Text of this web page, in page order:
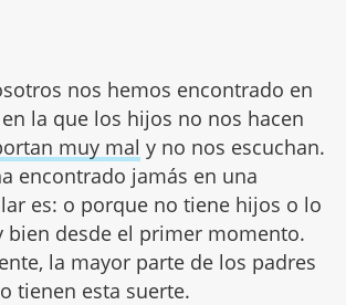
nos hemos encontrado en
la que los hijos no nos hacen
muy mal y no nos escuchan.
encontrado jamás en una
es: o porque no tiene hijos o lo
bien desde el primer momento.
la mayor parte de los padres
tienen esta suerte.